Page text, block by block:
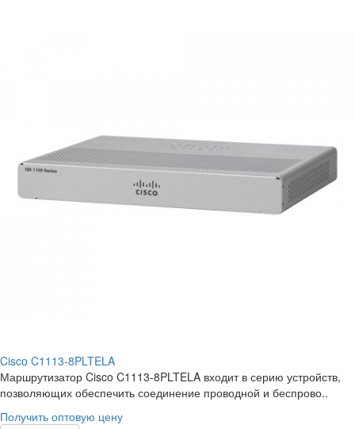
Cisco C1113-8PLTELA
Маршрутизатор Cisco C1113-8PLTELA входит в серию устройств,
позволяющих обеспечить соединение проводной и беспрово..
Получить оптовую цену